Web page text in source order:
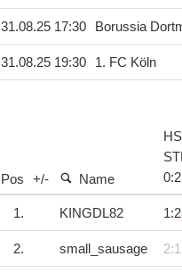
31.08.25 17:30 Borussia
31.08.25 19:30 1. FC Köln
Pos +/- Name
0:2
1. KINGDL82 1:2
2. small_sausage 2:1